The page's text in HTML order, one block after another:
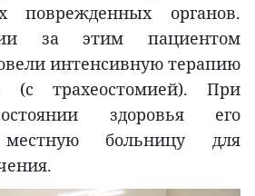
поврежденных органов.
за этим пациентом
интенсивную терапию
трахеостомией). При
здоровья его
больницу для